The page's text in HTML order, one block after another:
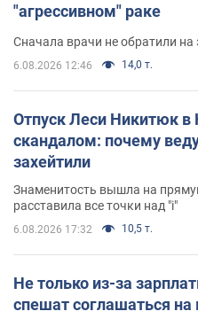
"агрессивном" раке
Сначала врачи не обратили
6.08.2026 12:46 14,0 т.
Отпуск Леси Никитюк в
скандалом: почему
захейтили
Знаменитость вышла на
расставила все точки над "i"
6.08.2026 17:32 10,5 т.
Не только из-за
спешат соглашаться на